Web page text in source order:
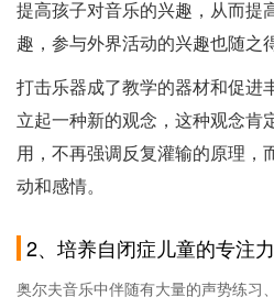
提高孩子对音乐的兴趣，从而提
趣，参与外界活动的兴趣也随之
打击乐器成了教学的器材和促进
立起一种新的观念，这种观念肯
用，不再强调反复灌输的原理，
动和感情。
2、培养自闭症儿童的专注力
奥尔夫音乐中伴随有大量的声势练习